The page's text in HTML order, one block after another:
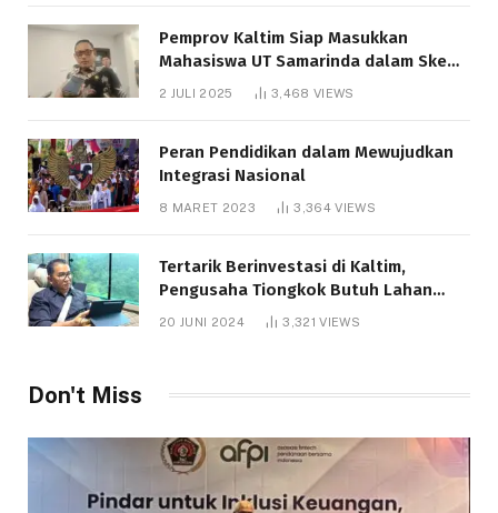
Pemprov Kaltim Siap Masukkan
Mahasiswa UT Samarinda dalam Skema
Bantuan Pendidikan Gratispol
2 JULI 2025 3,468 VIEWS
Peran Pendidikan dalam Mewujudkan
Integrasi Nasional
8 MARET 2023 3,364VIEWS
Tertarik Berinvestasi di Kaltim,
Pengusaha Tiongkok Butuh Lahan
1.000 Hektare
20 JUNI 2024 3,321VIEWS
Don't Miss